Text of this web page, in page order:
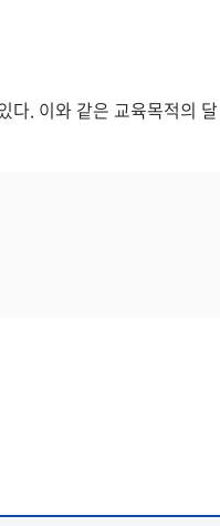
다. 이와 같은 교육목적의 달